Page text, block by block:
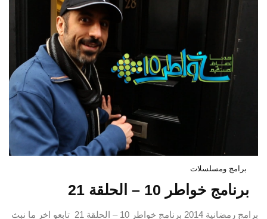
برامج ومسلسلات
برنامج خواطر 10 – الحلقة 21
برامج رمضانية 2014 برنامج خواطر 10 – الحلقة 21 تابعو اخر ما نبث